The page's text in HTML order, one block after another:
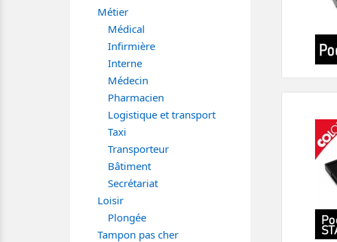
Métier
Médical
Infirmière
Interne
Médecin
Pharmacien
Logistique et transport
Taxi
Transporteur
Bâtiment
Secrétariat
Loisir
Plongée
Tampon pas cher